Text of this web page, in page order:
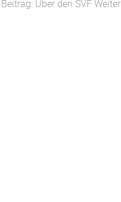
Über den SVF Weiter